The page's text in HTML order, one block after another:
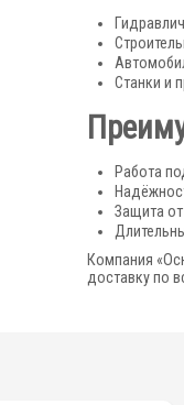
Станки и
Работа
Защита от
Компания
доставку по